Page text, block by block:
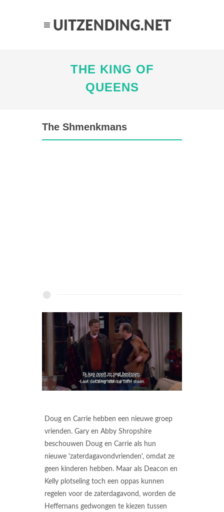
THE KING OF
QUEENS
The Shmenkmans
Doug en Carrie hebben een nieuwe groep
vrienden. Gary en Abby Shropshire
beschouwen Doug en Carrie als hun
nieuwe 'zaterdagavondvrienden', omdat ze
geen kinderen hebben. Maar als Deacon en
Kelly plotseling toch een oppas kunnen
regelen voor de zaterdagavond, worden de
Heffernans gedwongen te kiezen tussen